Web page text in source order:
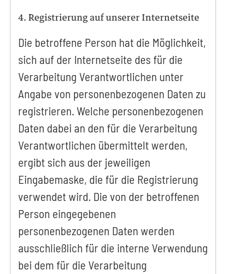
4. Registrierung auf unserer Internetseite
Die betroffene Person hat die Möglichkeit,
sich auf der Internetseite des für die
Verarbeitung Verantwortlichen unter
Angabe von personenbezogenen Daten zu
registrieren. Welche personenbezogenen
Daten dabei an den für die Verarbeitung
Verantwortlichen übermittelt werden,
ergibt sich aus der jeweiligen
Eingabemaske, die für die Registrierung
verwendet wird. Die von der betroffenen
Person eingegebenen
personenbezogenen Daten werden
ausschließlich für die interne Verwendung
bei dem für die Verarbeitung